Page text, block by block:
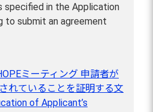
specified in the Application
to submit an agreement
ミーティング 申請者が
れていることを証明する文
of Applicant’s